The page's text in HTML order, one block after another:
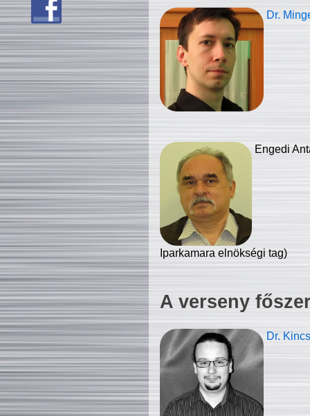
Dr.
Engedi
Iparkamara elnökségi tag)
A verseny
Dr.